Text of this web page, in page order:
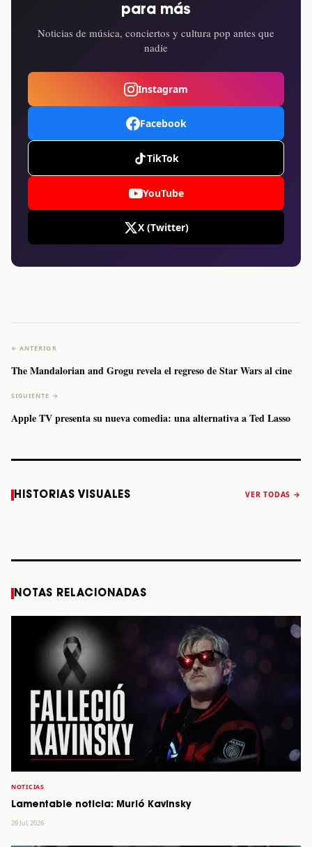
para más
Noticias de música, conciertos y cultura pop antes que
nadie
Instagram
Facebook
TikTok
YouTube
X (Twitter)
← ANTERIOR
The Mandalorian and Grogu revela el regreso de Star Wars al cine
SIGUIENTE →
Apple TV presenta su nueva comedia: una alternativa a Ted Lasso
HISTORIAS VISUALES VER TODAS →
a Monterrey el
Staiti, guitarrista
anuncia “Reality
NOTAS RELACIONADAS
NOTICIAS
Lamentable noticia: Murió Kavinsky
29 Jul, 2026